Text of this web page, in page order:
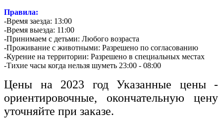
Правила:
-Время заезда: 13:00
-Время выезда: 11:00
-Принимаем с детьми: Любого возраста
-Проживание с животными: Разрешено по согласованию
-Курение на территории: Разрешено в специальных местах
-Тихие часы когда нельзя шуметь 23:00 - 08:00
Цены на 2023 год Указанные цены -
ориентировочные, окончательную цену
уточняйте при заказе.